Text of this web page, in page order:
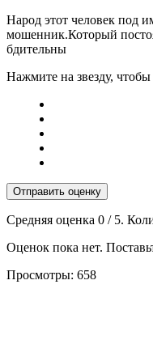
Народ этот человек под
мошенник.Который
бдительны
Нажмите на звезду,
Отправить оценку
Средняя оценка 0 / 5.
Оценок пока нет.
Просмотры: 658